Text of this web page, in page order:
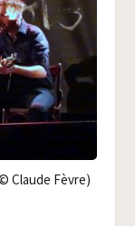
Claude Fèvre)